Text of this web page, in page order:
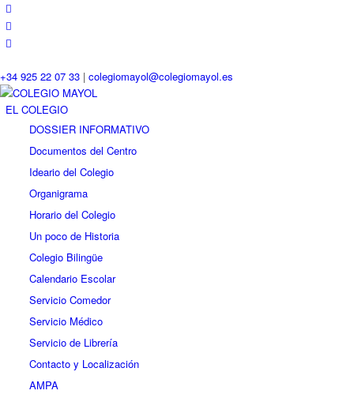
+34 925 22 07 33 | colegiomayol@colegiomayol.es
EL COLEGIO
DOSSIER INFORMATIVO
Documentos del Centro
Ideario del Colegio
Organigrama
Horario del Colegio
Un poco de Historia
Colegio Bilingüe
Calendario Escolar
Servicio Comedor
Servicio Médico
Servicio de Librería
Contacto y Localización
AMPA